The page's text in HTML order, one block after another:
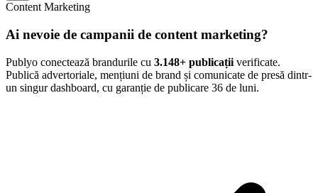
Content Marketing
Ai nevoie de campanii de content marketing?
Publyo conectează brandurile cu 3.148+ publicații verificate.
Publică advertoriale, mențiuni de brand și comunicate de presă dintr-
un singur dashboard, cu garanție de publicare 36 de luni.